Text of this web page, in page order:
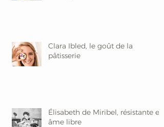
Clara Ibled, le goût de la
pâtisserie
Élisabeth de Miribel, résistante et
âme libre